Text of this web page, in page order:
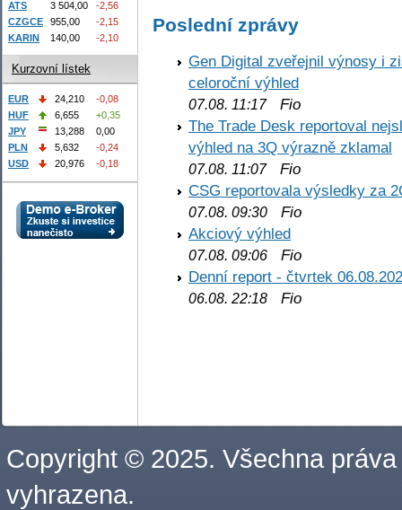
Poslední zprávy
Gen Digital zveřejnil výnosy i
celoroční výhled
07.08. 11:17Fio
The Trade Desk reportoval
výhled na 3Q výrazně zklamal
07.08. 11:07Fio
CSG reportovala výsledky za
07.08. 09:30 Fio
Akciový výhled
07.08. 09:06 Fio
Denní report - čtvrtek
06.08. 22:18 Fio
ATS
3 504,00
-2,56
CZGCE
955,00
-2,15
KARIN
140,00 -2,10
Kurzovní lístek
EUR 24,210
-0,08
HUF
6,655
+0,35
JPY
13,288
0,00
PLN
5,632
-0,24
USD
20,976 -0,18
Copyright © 2025. Všechna práva
vyhrazena.